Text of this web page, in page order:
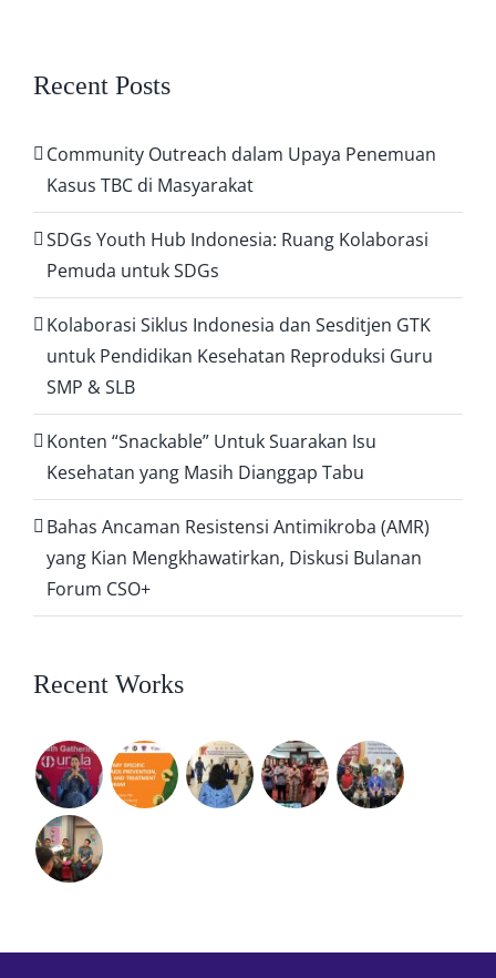
Recent Posts
Community Outreach dalam Upaya Penemuan
Kasus TBC di Masyarakat
SDGs Youth Hub Indonesia: Ruang Kolaborasi
Pemuda untuk SDGs
Kolaborasi Siklus Indonesia dan Sesditjen GTK
untuk Pendidikan Kesehatan Reproduksi Guru
SMP & SLB
Konten “Snackable” Untuk Suarakan Isu
Kesehatan yang Masih Dianggap Tabu
Bahas Ancaman Resistensi Antimikroba (AMR)
yang Kian Mengkhawatirkan, Diskusi Bulanan
Forum CSO+
Recent Works